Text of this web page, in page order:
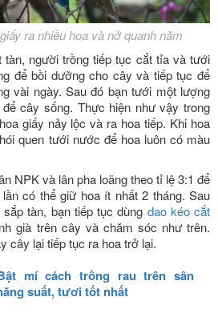
ra nhiều hoa và nở quanh năm
tàn, người trồng tiếp tục cắt tỉa và tưới
để bồi dưỡng cho cây và tiếp tục để
vài ngày. Sau đó bạn tưới một lượng
cây sống. Thực hiện như vậy trong
giấy nảy lộc và ra hoa tiếp. Khi hoa
quen tưới nước để hoa luôn có màu
NPK và lân pha loãng theo tỉ lệ 3:1 để
có thể giữ hoa ít nhất 2 tháng. Sau
tàn, bạn tiếp tục dùng dao kéo cắt
già trên cây và chăm sóc như trên.
cây lại tiếp tục ra hoa trở lại.
mí cách trồng rau trên sân
suất, tươi tốt nhất